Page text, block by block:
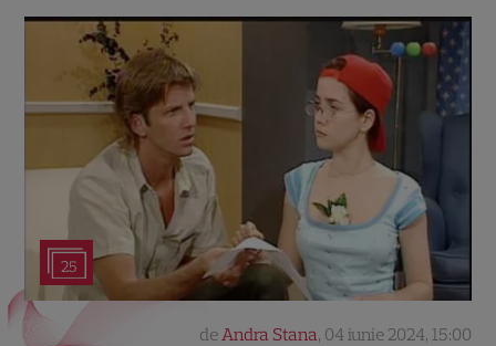
25
deAndra Stana, 04 iunie 2024, 15:00